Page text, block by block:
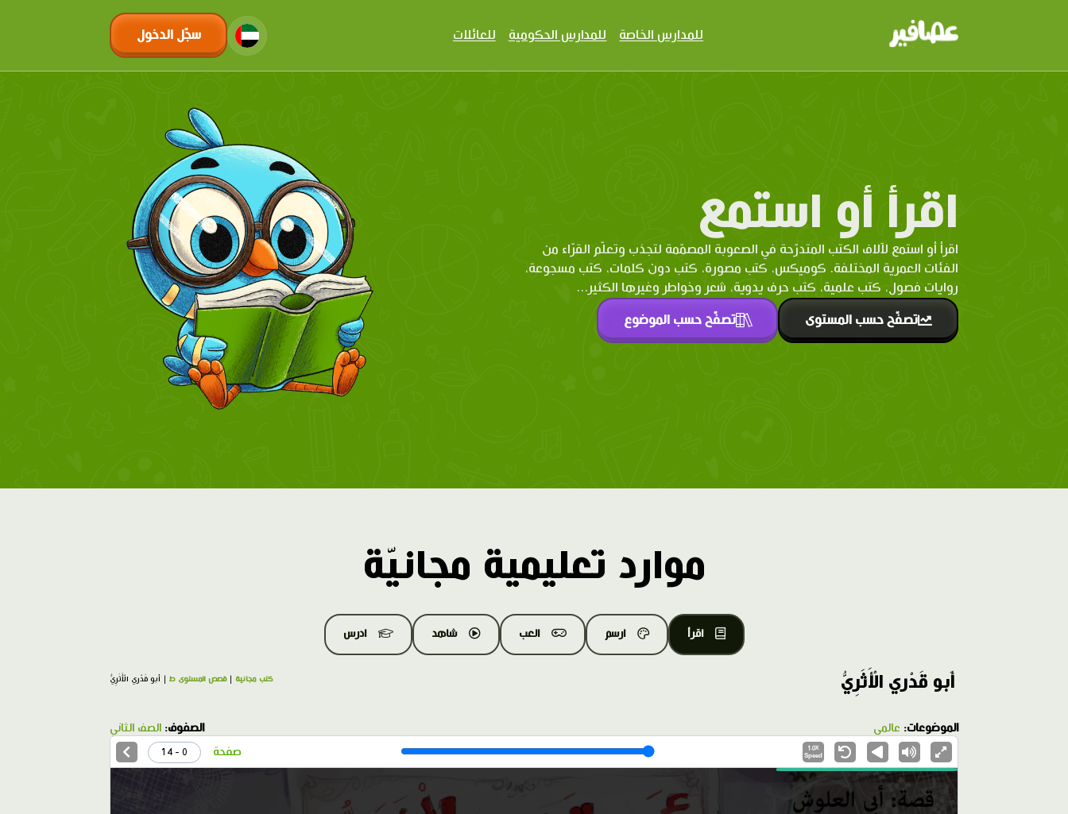
للمدارس الخاصة للمدارس الحكومية للعائلات سجّل الدخول
اقرأ أو استمع
اقرأ أو استمع لآلاف الكتب المتدرّحة في الصعوبة المصمّمة لتجذب وتعلّم القرّاء من
الفئات العمرية المختلفة. كوميكس، كتب مصورة، كتب دون كلمات، كتب مسجوعة،
روايات فصول، كتب علمية، كتب حرف يدوية، شعر وخواطر وغيرها الكثير...
تصفّح حسب المستوى تصفّح حسب الموضوع
موارد تعليمية مجانيّة
اقرأ ارسم العب شاهد ادرس
أَبو قَدْري الْأَثَرِيُّ كتب مجانية |قصص المستوى ط | أَبو قَدْري الْأَثَرِيُّ
الموضوعات: عالمي الصفوف: الصف الثاني
1.0X
Speed
صفحة 0 - 14